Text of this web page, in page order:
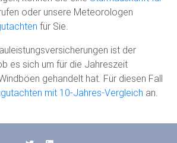
oder unsere Meteorologen
für Sie.
ist der
es sich um für die Jahreszeit
gehandelt hat. Für diesen Fall
mit 10-Jahres-Vergleich an.